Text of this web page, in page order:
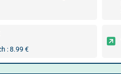
: 8.99 €